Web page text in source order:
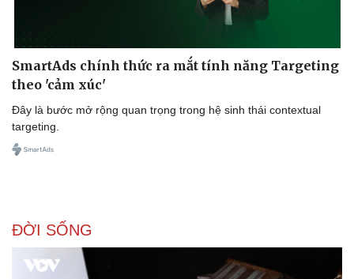
SmartAds chính thức ra mắt tính năng Targeting
theo 'cảm xúc'
Đây là bước mở rộng quan trọng trong hệ sinh thái contextual
targeting.
ĐỜI SỐNG